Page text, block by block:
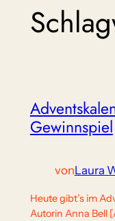
Gewinnspiel
vonLaura
Heute gibt’s im
Autorin Anna Bell